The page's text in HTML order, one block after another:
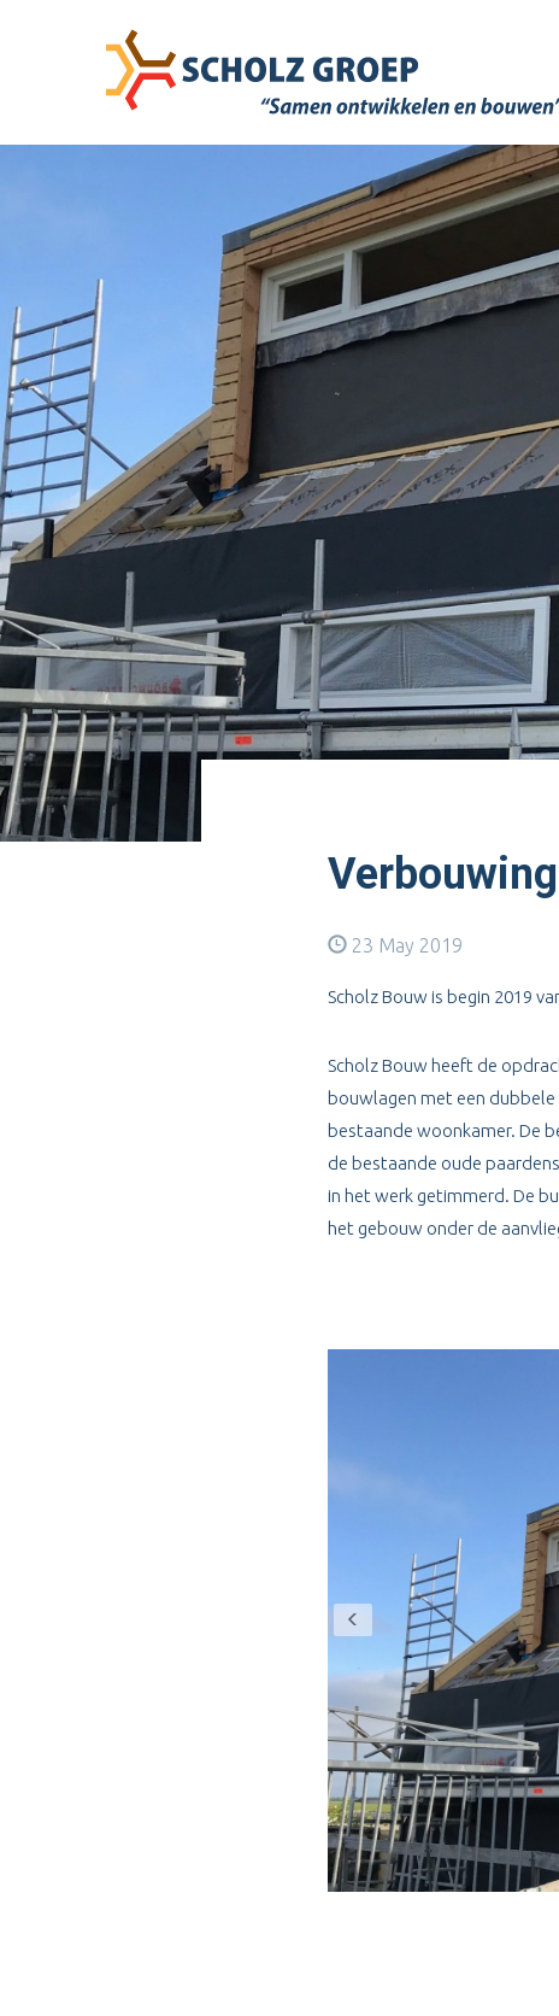
23 May 2019
Scholz Bouw is begin 2019
Scholz Bouw heeft de
bouwlagen met een
bestaande woonkamer. De
de bestaande oude
in het werk getimmerd. De
het gebouw onder de